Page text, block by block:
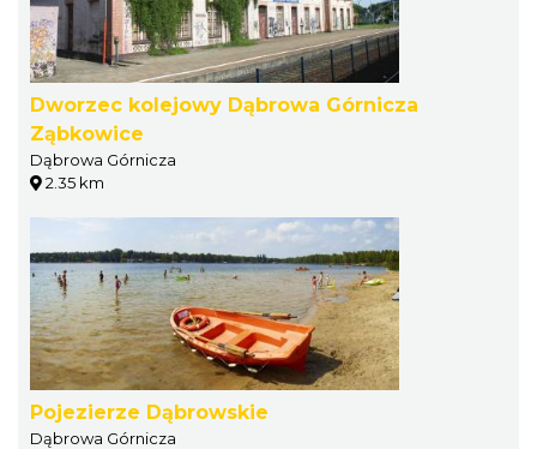
Dworzec kolejowy Dąbrowa Górnicza
Ząbkowice
Dąbrowa Górnicza
2.35 km
Pojezierze Dąbrowskie
Dąbrowa Górnicza